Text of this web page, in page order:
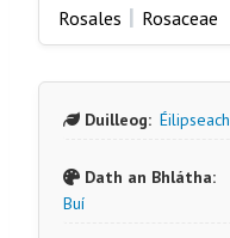
Rosales | Rosaceae
Duilleog: Éilipseach
Dath an Bhlátha:
Buí